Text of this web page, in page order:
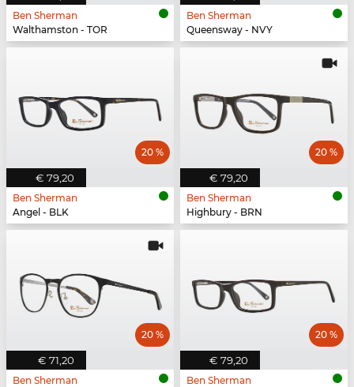
Ben Sherman
Walthamston - TOR
Ben Sherman
Queensway - NVY
€ 79,20
20 %
Ben Sherman
Angel - BLK
€ 79,20
20 %
Ben Sherman
Highbury - BRN
€ 71,20
20 %
Ben Sherman
€ 79,20
20 %
Ben Sherman